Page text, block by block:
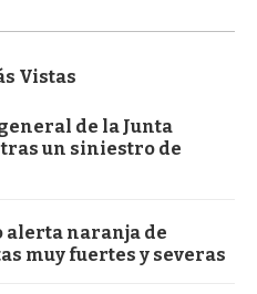
Vistas
de la Junta
un siniestro de
alerta naranja de
muy fuertes y severas